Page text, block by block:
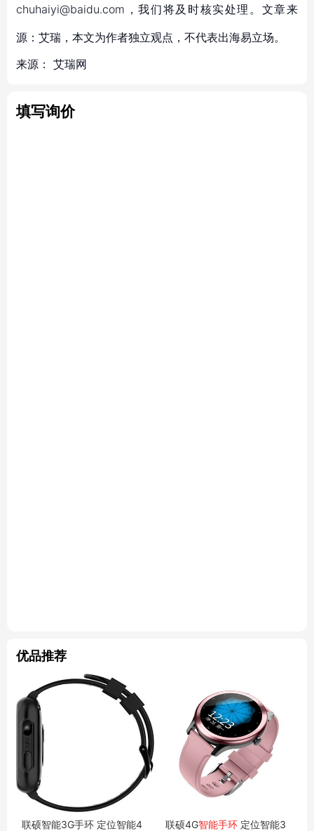
chuhaiyi@baidu.com，我们将及时核实处理。文章来
源：艾瑞，本文为作者独立观点，不代表出海易立场。
来源： 艾瑞网
填写询价
优品推荐
联硕智能3G手环 定位智能4
联硕4G智能手环 定位智能3